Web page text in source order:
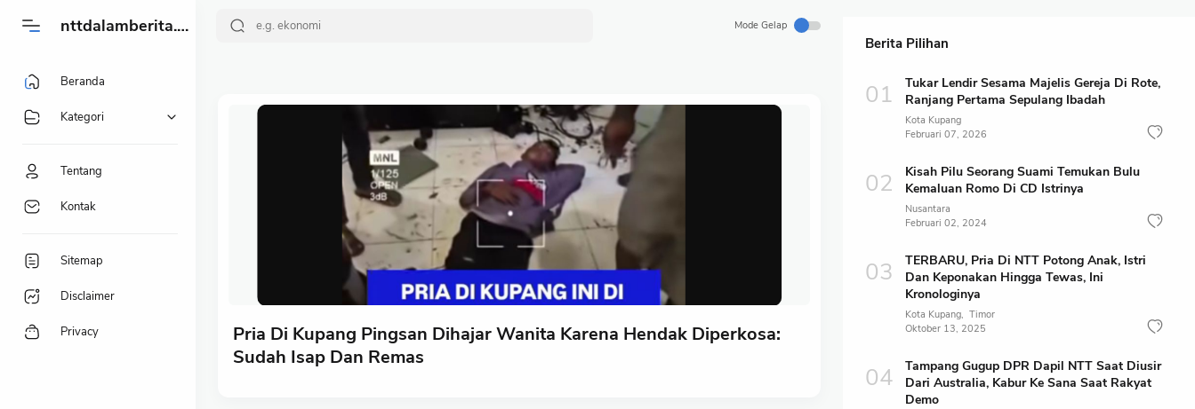
nttdalamberita.my.id Mode Gelap
Pria Di Kupang Pingsan Dihajar Wanita Karena Hendak Diperkosa:
Sudah Isap Dan Remas
Berita Pilihan
Tukar Lendir Sesama Majelis Gereja Di Rote,
Ranjang Pertama Sepulang Ibadah
Kota Kupang
Februari 07, 2026
Kisah Pilu Seorang Suami Temukan Bulu
Kemaluan Romo Di CD Istrinya
Nusantara
Februari 02, 2024
TERBARU, Pria Di NTT Potong Anak, Istri
Dan Keponakan Hingga Tewas, Ini
Kronologinya
Kota Kupang Timor
Oktober 13, 2025
Tampang Gugup DPR Dapil NTT Saat Diusir
Dari Australia, Kabur Ke Sana Saat Rakyat
Demo
Beranda
Kategori
Tentang
Kontak
Sitemap
Disclaimer
Privacy